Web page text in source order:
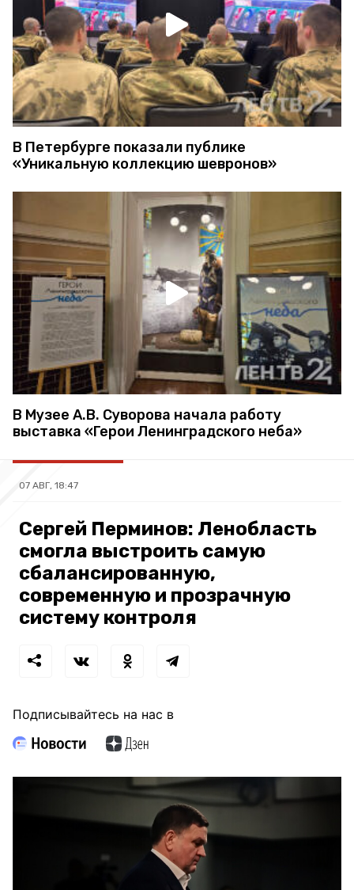
В Петербурге показали публике
«Уникальную коллекцию шевронов»
В Музее А.В. Суворова начала работу
выставка «Герои Ленинградского неба»
07 АВГ, 18:47
Сергей Перминов: Ленобласть
смогла выстроить самую
сбалансированную,
современную и прозрачную
систему контроля
Подписывайтесь на нас в